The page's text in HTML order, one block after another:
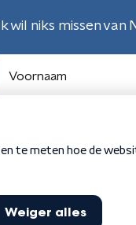
Ik wil niks missen van